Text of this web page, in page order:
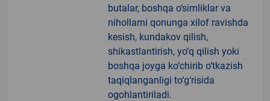
butalar, boshqa o‘simliklar va
nihollarni qonunga xilof ravishda
kesish, kundakov qilish,
shikastlantirish, yo‘q qilish yoki
boshqa joyga ko‘chirib o‘tkazish
taqiqlanganligi to‘g‘risida
ogohlantiriladi.